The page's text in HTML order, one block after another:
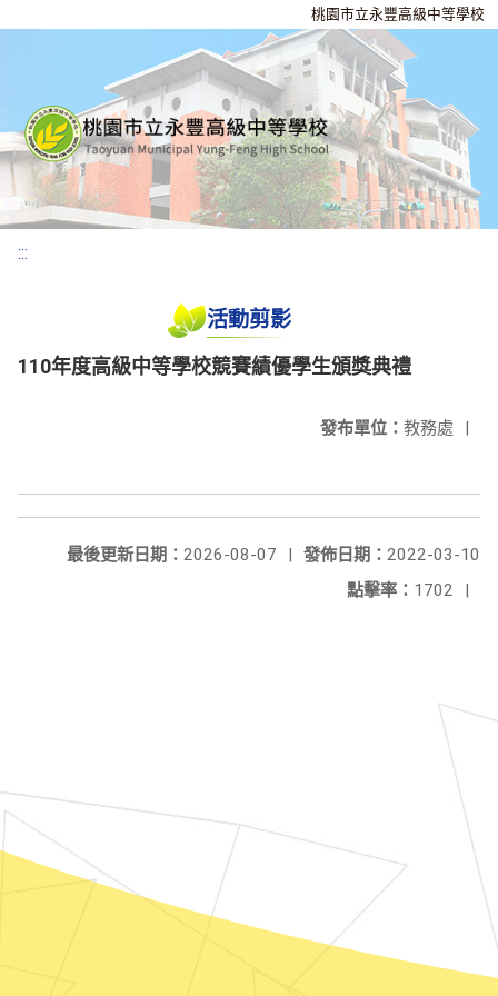
桃園市立永豐高級中等學校
:::
活動剪影
110年度高級中等學校競賽績優學生頒獎典禮
發布單位： 教務處 |
發佈日期： 2022-03-10
最後更新日期： 2026-08-07
|
點擊率： 1702 |